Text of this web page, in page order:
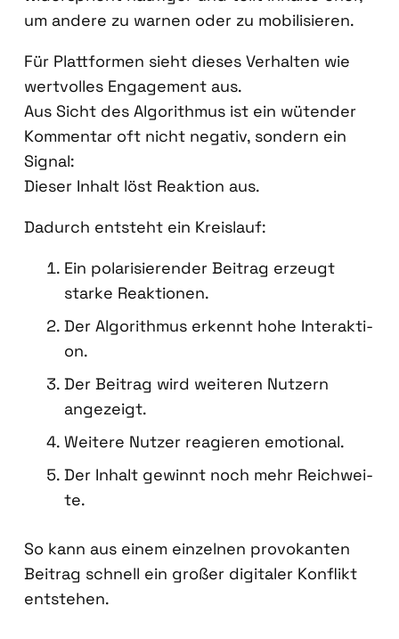
um ande­re zu war­nen oder zu mobi­li­sie­ren.
Für Platt­for­men sieht die­ses Ver­hal­ten wie
wert­vol­les Enga­ge­ment aus.
Aus Sicht des Algo­rith­mus ist ein wüten­der
Kom­men­tar oft nicht nega­tiv, son­dern ein
Signal:
Die­ser Inhalt löst Reak­ti­on aus.
Dadurch ent­steht ein Kreis­lauf:
Ein pola­ri­sie­ren­der Bei­trag erzeugt
star­ke Reak­tio­nen.
Der Algo­rith­mus erkennt hohe Inter­ak­ti­
on.
Der Bei­trag wird wei­te­ren Nut­zern
ange­zeigt.
Wei­te­re Nut­zer reagie­ren emo­tio­nal.
Der Inhalt gewinnt noch mehr Reich­wei­
te.
So kann aus einem ein­zel­nen pro­vo­kan­ten
Bei­trag schnell ein gro­ßer digi­ta­ler Kon­flikt
ent­ste­hen.